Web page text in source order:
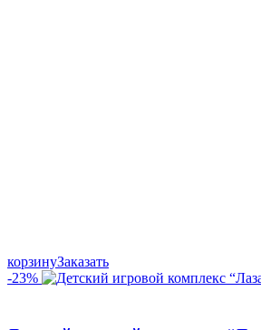
корзинуЗаказать
-23%